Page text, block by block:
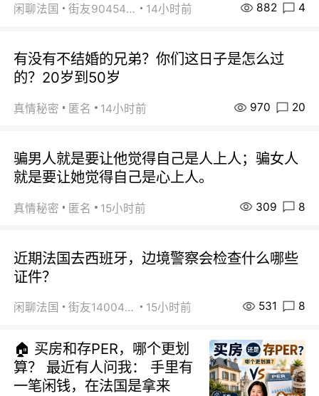
闲聊法国 街友90454511 14小时前 882 4
有没有不结婚的兄弟？你们这日子是怎么过
的？20岁到50岁
真情秘密 匿名 14小时前 970 20
骗男人就是要让他觉得自己是人上人；骗女人
就是要让她觉得自己是心上人。
真情秘密 匿名 15小时前 309 8
近期法国去西班牙，边境警察会检查什么哪些
证件？
闲聊法国 街友14004820 15小时前 531 8
🏠 买房和存PER，哪个更划
算？ 最近有人问我： 手里有
一笔闲钱，在法国是拿来